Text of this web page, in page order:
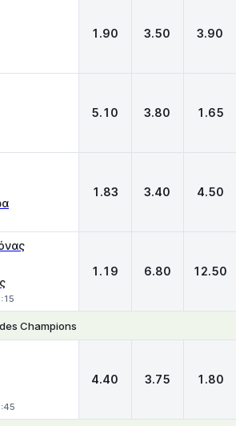
1.90 3.50 3.90
5.10 3.80 1.65
1.83 3.40 4.50
1.19 6.80 12.50
Champions
4.40 3.75 1.80